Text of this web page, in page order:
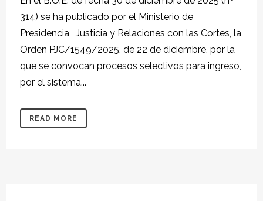
314) se ha publicado por el Ministerio de
Presidencia, Justicia y Relaciones con las Cortes, la
Orden PJC/1549/2025, de 22 de diciembre, por la
que se convocan procesos selectivos para ingreso,
por el sistema...
READ MORE